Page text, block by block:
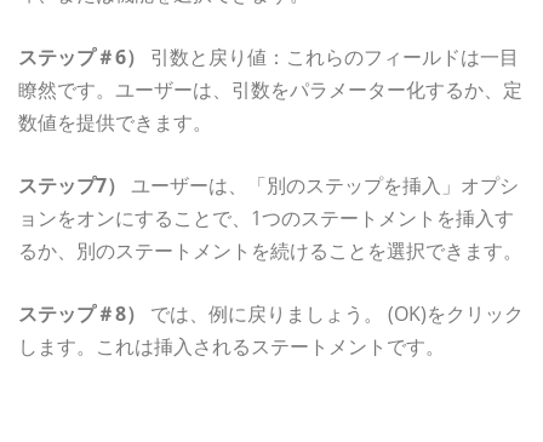
ステップ＃6）
引数と戻り値：これらのフィールドは一目
瞭然です。ユーザーは、引数をパラメーター化するか、定
数値を提供できます。
ステップ7） ユーザーは、「別のステップを挿入」オプシ
ョンをオンにすることで、1つのステートメントを挿入す
るか、別のステートメントを続けることを選択できます。
ステップ＃8）
では、例に戻りましょう。 (OK)をクリック
します。これは挿入されるステートメントです。